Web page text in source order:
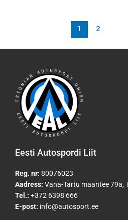
1 2
Eesti Autospordi Liit
Reg. nr: 80076023
Aadress: Vana-Tartu maantee 79a,
Tel.: +372 6398 666
E-post: info@autosport.ee